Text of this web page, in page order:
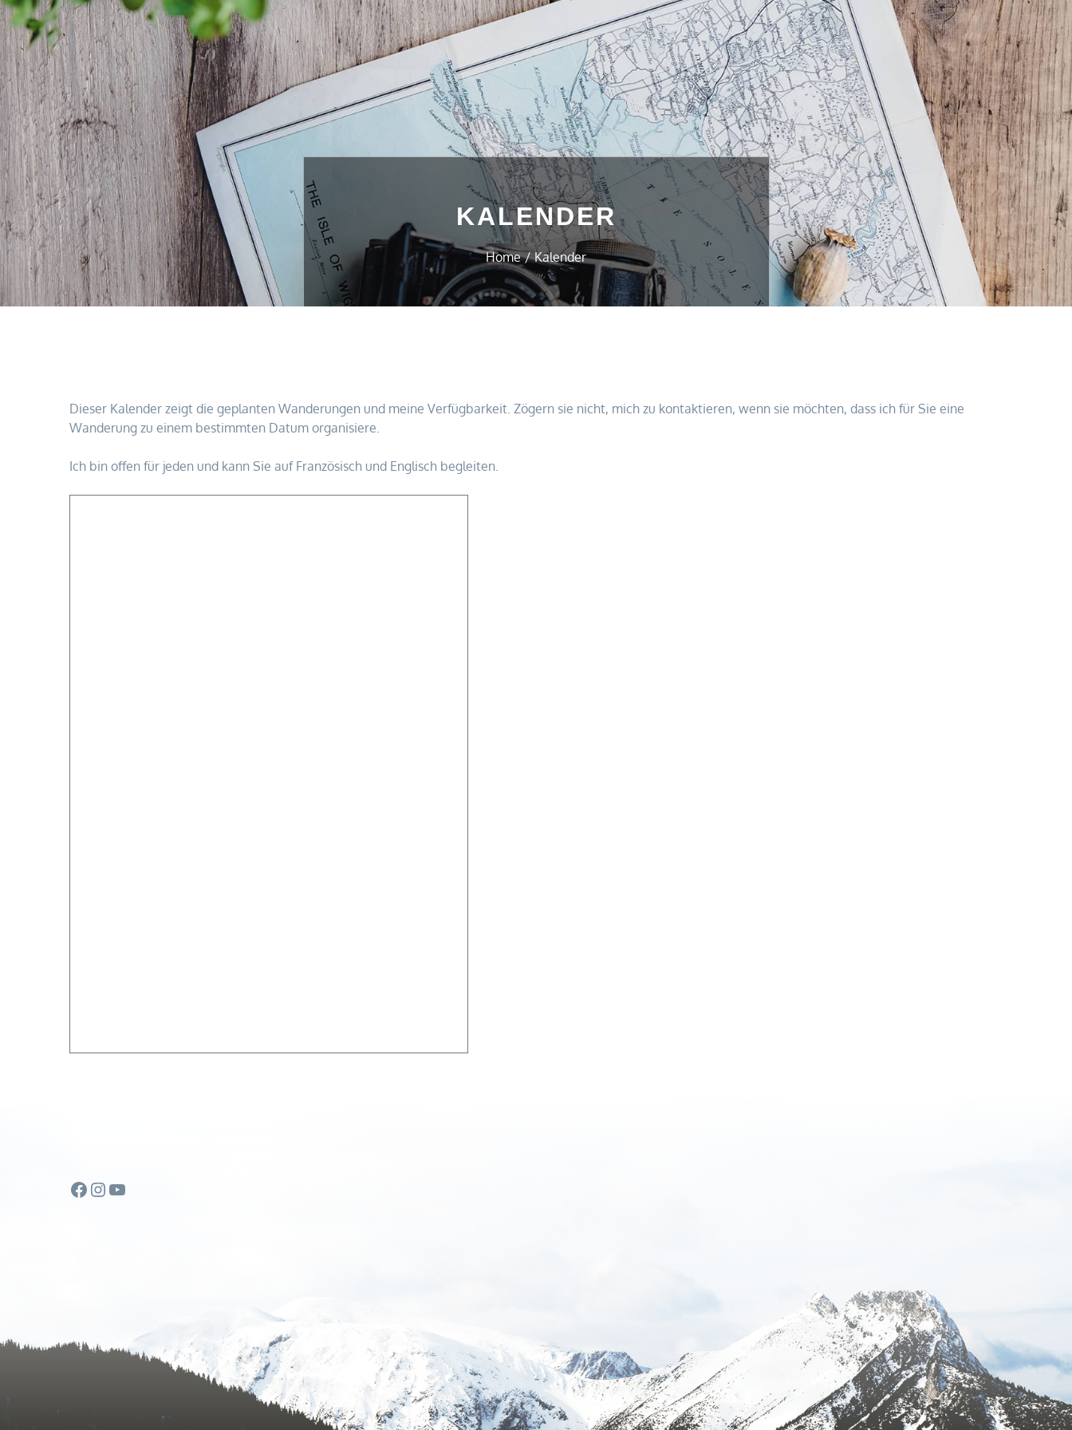
KALENDER
Home Kalender
Dieser Kalender zeigt die geplanten Wanderungen und meine Verfügbarkeit. Zögern sie nicht, mich zu kontaktieren, wenn sie möchten, dass ich für Sie eine
Wanderung zu einem bestimmten Datum organisiere.
Ich bin offen für jeden und kann Sie auf Französisch und Englisch begleiten.
Facebook
Instagram
YouTube